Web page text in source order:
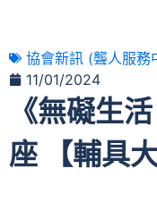
協會新訊 (聾人服務
11/01/2024
《無礙生
座 【輔具大